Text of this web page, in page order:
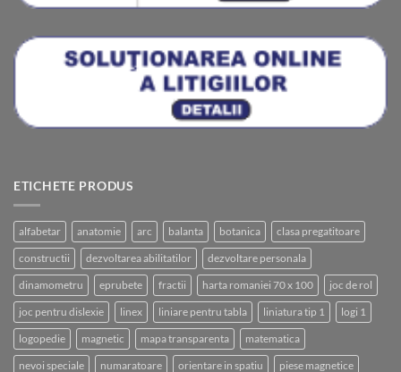
ETICHETE PRODUS
alfabetar anatomie arc balanta botanica clasa pregatitoare
constructii dezvoltarea abilitatilor dezvoltare personala
dinamometru eprubete fractii harta romaniei 70 x 100 joc de rol
joc pentru dislexie linex liniare pentru tabla liniatura tip 1 logi 1
logopedie magnetic mapa transparenta matematica
nevoi speciale numaratoare orientare in spatiu piese magnetice